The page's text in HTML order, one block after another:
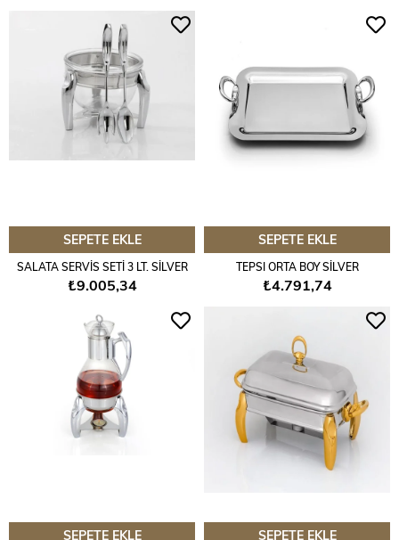
SEPETE EKLE
SALATA SERVİS SETİ 3 LT. SİLVER
₺9.005,34
SEPETE EKLE
TEPSI ORTA BOY SİLVER
₺4.791,74
SEPETE EKLE SEPETE EKLE